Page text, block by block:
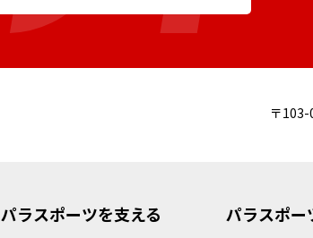
〒
パラスポーツを支える パラスポー